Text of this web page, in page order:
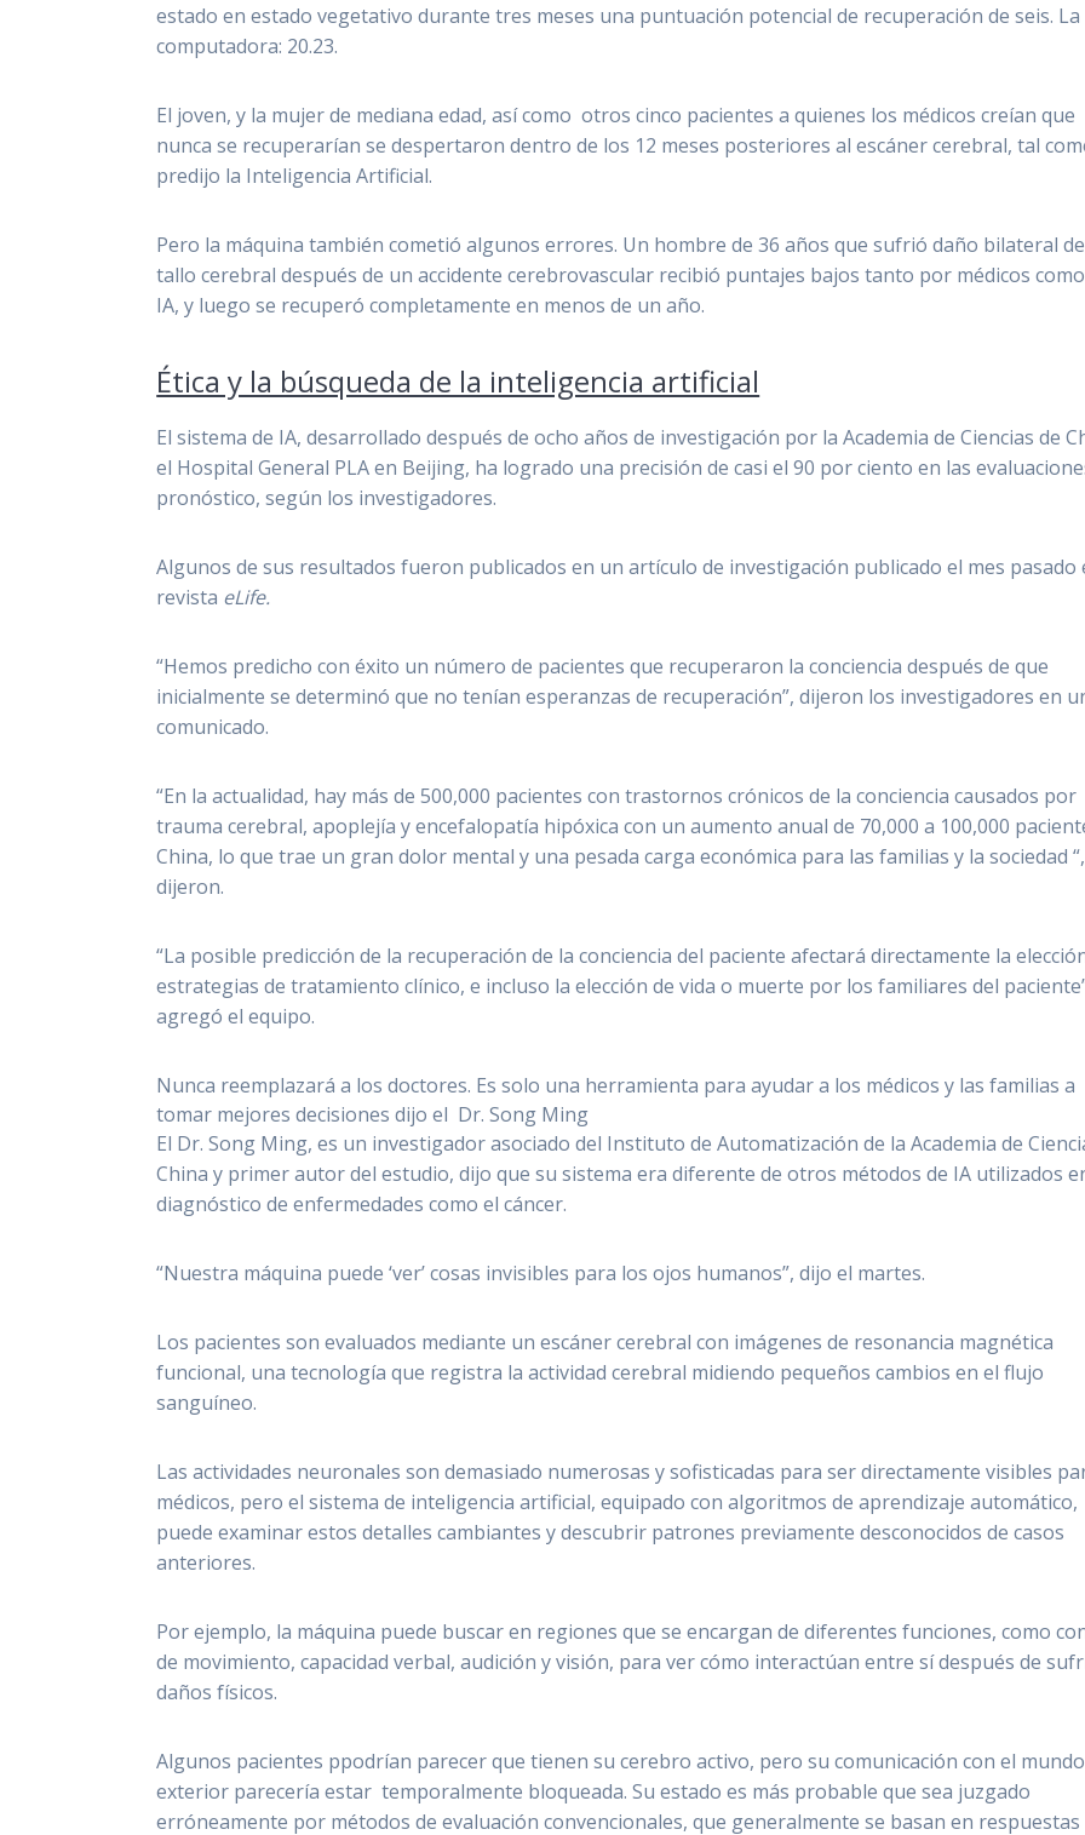
estado en estado vegetativo durante tres meses una puntuación potencial de recuperación de seis. La
computadora: 20.23.
El joven, y la mujer de mediana edad, así como otros cinco pacientes a quienes los médicos creían que
nunca se recuperarían se despertaron dentro de los 12 meses posteriores al escáner cerebral, tal
predijo la Inteligencia Artificial.
Pero la máquina también cometió algunos errores. Un hombre de 36 años que sufrió daño bilateral
tallo cerebral después de un accidente cerebrovascular recibió puntajes bajos tanto por médicos
IA, y luego se recuperó completamente en menos de un año.
Ética y la búsqueda de la inteligencia artificial
El sistema de IA, desarrollado después de ocho años de investigación por la Academia de Ciencias de
el Hospital General PLA en Beijing, ha logrado una precisión de casi el 90 por ciento en las
pronóstico, según los investigadores.
Algunos de sus resultados fueron publicados en un artículo de investigación publicado el mes pasado
revista eLife.
“Hemos predicho con éxito un número de pacientes que recuperaron la conciencia después de que
inicialmente se determinó que no tenían esperanzas de recuperación”, dijeron los investigadores en
comunicado.
“En la actualidad, hay más de 500,000 pacientes con trastornos crónicos de la conciencia causados ​​por
trauma cerebral, apoplejía y encefalopatía hipóxica con un aumento anual de 70,000 a 100,000
China, lo que trae un gran dolor mental y una pesada carga económica para las familias y la sociedad “,
dijeron.
“La posible predicción de la recuperación de la conciencia del paciente afectará directamente la
estrategias de tratamiento clínico, e incluso la elección de vida o muerte por los familiares del
agregó el equipo.
Nunca reemplazará a los doctores. Es solo una herramienta para ayudar a los médicos y las familias a
tomar mejores decisiones dijo el Dr. Song Ming
El Dr. Song Ming, es un investigador asociado del Instituto de Automatización de la Academia de
China y primer autor del estudio, dijo que su sistema era diferente de otros métodos de IA utilizados
diagnóstico de enfermedades como el cáncer.
“Nuestra máquina puede ‘ver’ cosas invisibles para los ojos humanos”, dijo el martes.
Los pacientes son evaluados mediante un escáner cerebral con imágenes de resonancia magnética
funcional, una tecnología que registra la actividad cerebral midiendo pequeños cambios en el flujo
sanguíneo.
Las actividades neuronales son demasiado numerosas y sofisticadas para ser directamente visibles
médicos, pero el sistema de inteligencia artificial, equipado con algoritmos de aprendizaje automático,
puede examinar estos detalles cambiantes y descubrir patrones previamente desconocidos de casos
anteriores.
Por ejemplo, la máquina puede buscar en regiones que se encargan de diferentes funciones, como
de movimiento, capacidad verbal, audición y visión, para ver cómo interactúan entre sí después de
daños físicos.
Algunos pacientes ppodrían parecer que tienen su cerebro activo, pero su comunicación con el mundo
exterior parecería estar temporalmente bloqueada. Su estado es más probable que sea juzgado
erróneamente por métodos de evaluación convencionales, que generalmente se basan en respuestas